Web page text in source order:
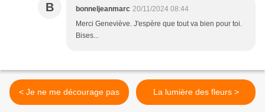
B bonneljeanmarc 20/11/2024 08:44
Merci Geneviève. J'espère que tout va bien pour toi.
Bises...
< Je ne me décourage pas La lumière des fleurs >